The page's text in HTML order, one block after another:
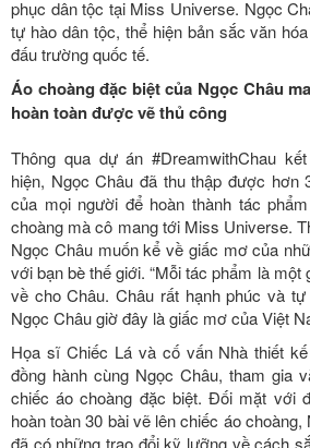
phục dân tộc tại Miss Universe. Ngọc
tự hào dân tộc, thể hiện bản sắc văn
đấu trường quốc tế.
Áo choàng đặc biệt của Ngọc Châu
hoàn toàn được vẽ thủ công
Thông qua dự án #DreamwithChau
hiện, Ngọc Châu đã thu thập được hơn
của mọi người để hoàn thành tác
choàng mà cô mang tới Miss Universe.
Ngọc Châu muốn kể về giấc mơ của
với bạn bè thế giới. “Mỗi tác phẩm là
về cho Châu. Châu rất hạnh phúc và
Ngọc Châu giờ đây là giấc mơ của Việt
Họa sĩ Chiếc Lá và cố vấn Nhà thiết
đồng hành cùng Ngọc Châu, tham gia
chiếc áo choàng đặc biệt. Đối mặt với
hoàn toàn 30 bài vẽ lên chiếc áo
đã có những trao đổi kỹ lưỡng về cách